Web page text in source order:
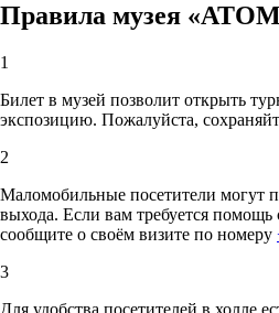
Правила музея
1
Билет в музей позволит открыть
экспозицию. Пожалуйста,
2
Маломобильные посетители могут
выхода. Если вам требуется
сообщите о своём визите по номеру
3